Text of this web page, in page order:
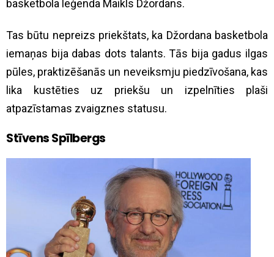
basketbola leģenda Maikls Džordans.
Tas būtu nepreizs priekštats, ka Džordana basketbola
iemaņas bija dabas dots talants. Tās bija gadus ilgas
pūles, praktizēšanās un neveiksmju piedzīvošana, kas
lika kustēties uz priekšu un izpelnīties plaši
atpazīstamas zvaigznes statusu.
Stīvens Spīlbergs